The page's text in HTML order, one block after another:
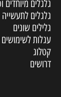
גלגלים מיוחדים
גלגלים לתעשייה
גלילים שונים
עגלות לשימושים
קטלוג
דרושים